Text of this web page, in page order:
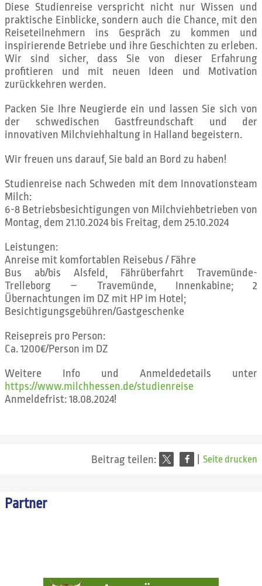
Diese Studienreise verspricht nicht nur Wissen und
praktische Einblicke, sondern auch die Chance, mit den
Reiseteilnehmern ins Gespräch zu kommen und
inspirierende Betriebe und ihre Geschichten zu erleben.
Wir sind sicher, dass Sie von dieser Erfahrung
profitieren und mit neuen Ideen und Motivation
zurückkehren werden.
Packen Sie Ihre Neugierde ein und lassen Sie sich von
der schwedischen Gastfreundschaft und der
innovativen Milchviehhaltung in Halland begeistern.
Wir freuen uns darauf, Sie bald an Bord zu haben!
Studienreise nach Schweden mit dem Innovationsteam
Milch:
6-8 Betriebsbesichtigungen von Milchviehbetrieben von
Montag, dem 21.10.2024 bis Freitag, dem 25.10.2024
Leistungen:
Anreise mit komfortablen Reisebus / Fähre
Bus ab/bis Alsfeld, Fährüberfahrt Travemünde-
Trelleborg – Travemünde, Innenkabine; 2
Übernachtungen im DZ mit HP im Hotel;
Besichtigungsgebühren/Gastgeschenke
Reisepreis pro Person:
Ca. 1200€/Person im DZ
Weitere Info und Anmeldedetails unter
https://www.milchhessen.de/studienreise
Anmeldefrist: 18.08.2024!
Beitrag teilen: Seite drucken
Partner